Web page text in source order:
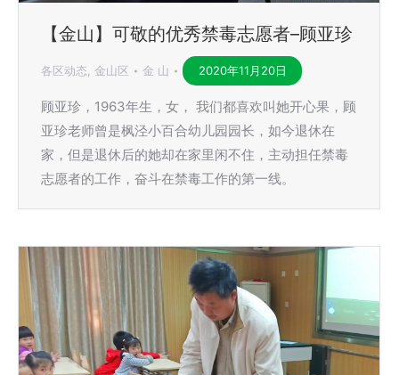
【金山】可敬的优秀禁毒志愿者–顾亚珍
各区动态 金山区 金 山 2020年11月20日
顾亚珍，1963年生，女， 我们都喜欢叫她开心果，顾
亚珍老师曾是枫泾小百合幼儿园园长，如今退休在
家，但是退休后的她却在家里闲不住，主动担任禁毒
志愿者的工作，奋斗在禁毒工作的第一线。